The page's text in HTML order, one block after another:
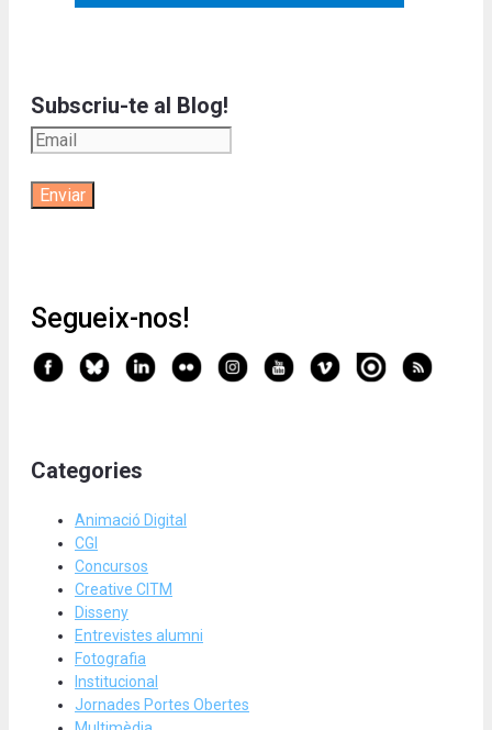
Subscriu-te al Blog!
Segueix-nos!
Categories
Animació Digital
CGI
Concursos
Creative CITM
Disseny
Entrevistes alumni
Fotografia
Institucional
Jornades Portes Obertes